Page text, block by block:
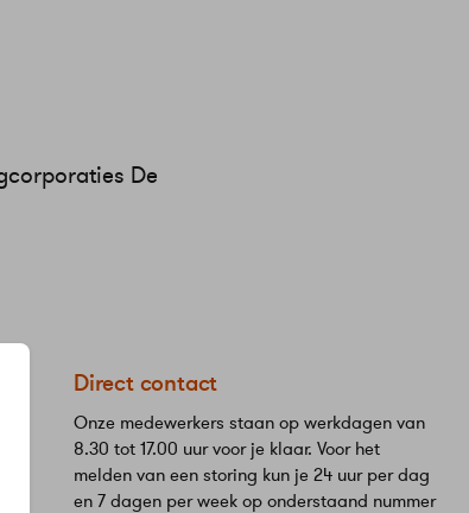
De
Direct contact
Onze medewerkers staan op werkdagen van
8.30 tot 17.00 uur voor je klaar. Voor het
melden van een storing kun je 24 uur per dag
en 7 dagen per week op onderstaand nummer